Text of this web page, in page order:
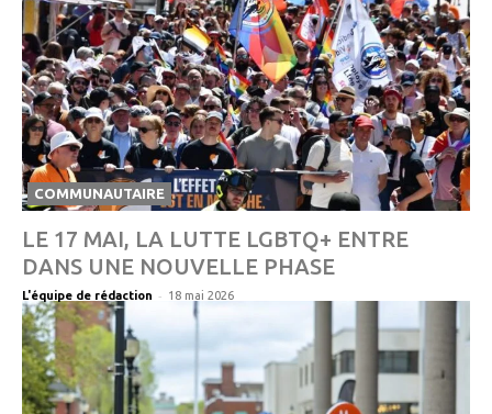
COMMUNAUTAIRE
LE 17 MAI, LA LUTTE LGBTQ+ ENTRE
DANS UNE NOUVELLE PHASE
L'équipe de rédaction - 18 mai 2026